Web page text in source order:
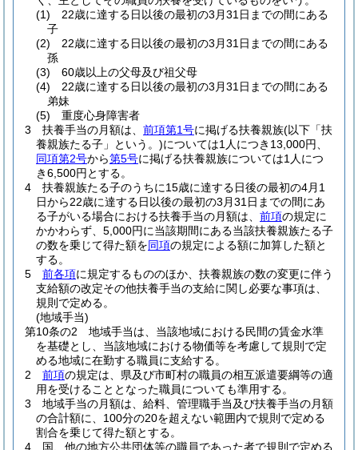
(1)
22歳に達する日以後の最初の3月31日までの間にある
子
(2)
22歳に達する日以後の最初の3月31日までの間にある
孫
(3)
60歳以上の父母及び祖父母
(4)
22歳に達する日以後の最初の3月31日までの間にある
弟妹
(5)
重度心身障害者
3
扶養手当の月額は、 前項第1号に掲げる扶養親族(以下「扶
養親族たる子」という。)については1人につき13,000円、
同項第2号から第5号に掲げる扶養親族については1人につ
き6,500円とする。
4
扶養親族たる子のうちに15歳に達する日後の最初の4月1
日から22歳に達する日以後の最初の3月31日までの間にあ
る子がいる場合における扶養手当の月額は、 前項の規定に
かかわらず、5,000円に当該期間にある当該扶養親族たる子
の数を乗じて得た額を同項の規定による額に加算した額と
する。
5
前各項に規定するもののほか、扶養親族の数の変更に伴う
支給額の改定その他扶養手当の支給に関し必要な事項は、
規則で定める。
(地域手当)
第10条の2
地域手当は、当該地域における民間の賃金水準
を基礎とし、当該地域における物価等を考慮して規則で定
める地域に在勤する職員に支給する。
2
前項の規定は、県及び市町村の職員の相互派遣要綱等の適
用を受けることとなった職員についても準用する。
3
地域手当の月額は、給料、管理職手当及び扶養手当の月額
の合計額に、100分の20を超えない範囲内で規則で定める
割合を乗じて得た額とする。
4
国、他の地方公共団体等の職員であった者で規則で定める